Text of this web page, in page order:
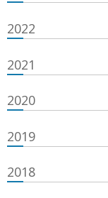
2022
2021
2020
2019
2018